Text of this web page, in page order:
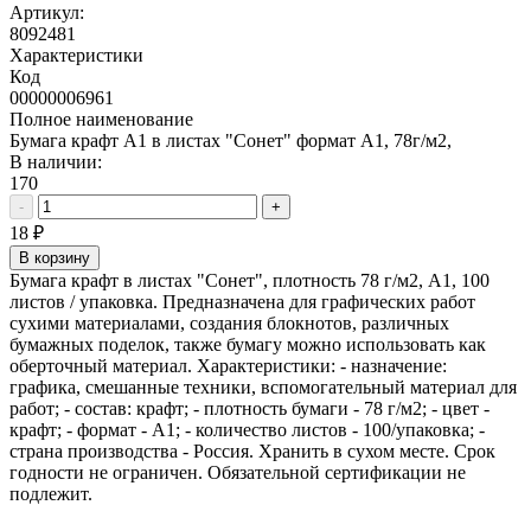
Артикул:
8092481
Характеристики
Код
00000006961
Полное наименование
Бумага крафт А1 в листах "Сонет" формат А1, 78г/м2,
В наличии:
170
- +
18 ₽
В корзину
Бумага крафт в листах "Сонет", плотность 78 г/м2, А1, 100
листов / упаковка. Предназначена для графических работ
сухими материалами, создания блокнотов, различных
бумажных поделок, также бумагу можно использовать как
оберточный материал. Характеристики: - назначение:
графика, смешанные техники, вспомогательный материал для
работ; - состав: крафт; - плотность бумаги - 78 г/м2; - цвет -
крафт; - формат - А1; - количество листов - 100/упаковка; -
страна производства - Россия. Хранить в сухом месте. Срок
годности не ограничен. Обязательной сертификации не
подлежит.